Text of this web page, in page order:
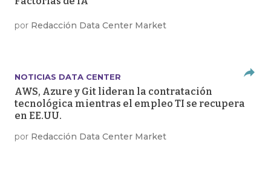
por Redacción Data Center Market
NOTICIAS DATA CENTER
AWS, Azure y Git lideran la contratación
tecnológica mientras el empleo TI se recupera
en EE.UU.
por Redacción Data Center Market